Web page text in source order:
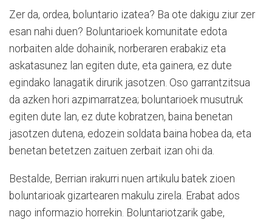
Zer da, ordea, boluntario izatea? Ba ote dakigu ziur zer
esan nahi duen? Boluntarioek komunitate edota
norbaiten alde dohainik, norberaren erabakiz eta
askatasunez lan egiten dute, eta gainera, ez dute
egindako lanagatik dirurik jasotzen. Oso garrantzitsua
da azken hori azpimarratzea; boluntarioek musutruk
egiten dute lan, ez dute kobratzen, baina benetan
jasotzen dutena, edozein soldata baina hobea da, eta
benetan betetzen zaituen zerbait izan ohi da.
Bestalde, Berrian irakurri nuen artikulu batek zioen
boluntarioak gizartearen makulu zirela. Erabat ados
nago informazio horrekin. Boluntariotzarik gabe,